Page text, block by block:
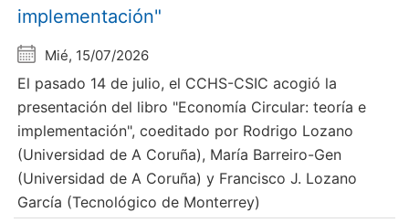
implementación"
Mié, 15/07/2026
El pasado 14 de julio, el CCHS-CSIC acogió la
presentación del libro "Economía Circular: teoría e
implementación", coeditado por Rodrigo Lozano
(Universidad de A Coruña), María Barreiro-Gen
(Universidad de A Coruña) y Francisco J. Lozano
García (Tecnológico de Monterrey)